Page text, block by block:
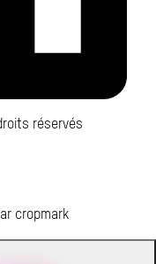
réservés
cropmark